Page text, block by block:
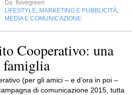
Da
Ilovegreen
LIFESTYLE MARKETING E PUBBLICITÀ
MEDIA E COMUNICAZIONE
Cooperativo: una
famiglia
(per gli amici – e d’ora in poi –
di comunicazione 2015, tutta